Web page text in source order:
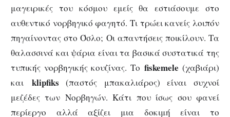
μαγειρικές του κόσμου εμείς θα εστιάσουμε στο
αυθεντικό νορβηγικό φαγητό. Τι τρώει κανείς λοιπόν
πηγαίνοντας στο Όσλο; Οι απαντήσεις ποικίλουν. Τα
θαλασσινά και ψάρια είναι τα βασικά συστατικά της
τυπικής νορβηγικής κουζίνας. Τοfiskemele (χαβιάρι)
και klipfiks (παστός μπακαλιάρος) είναι συχνοί
μεζέδες των Νορβηγών. Κάτι που ίσως σου φανεί
περίεργο αλλά αξίζει μια δοκιμή είναι το